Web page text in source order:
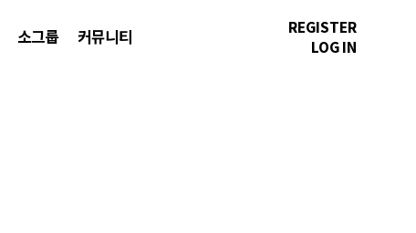
소그룹 커뮤니티
REGISTER
LOG IN